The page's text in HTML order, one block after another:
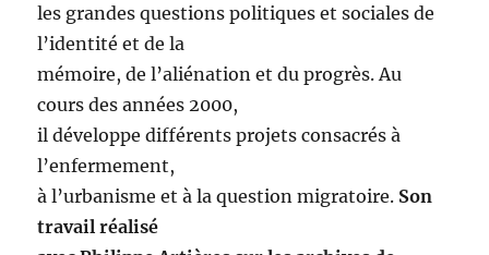
les grandes questions politiques et sociales de
l’identité et de la
mémoire, de l’aliénation et du progrès. Au
cours des années 2000,
il développe différents projets consacrés à
l’enfermement,
à l’urbanisme et à la question migratoire. Son
travail réalisé